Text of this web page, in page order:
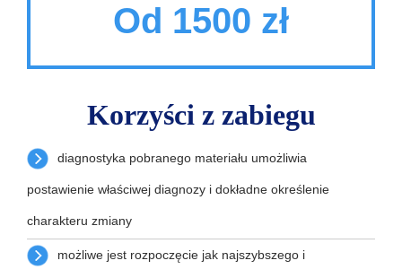
Od 1500 zł
Korzyści z zabiegu
diagnostyka pobranego materiału umożliwia
postawienie właściwej diagnozy i dokładne określenie
charakteru zmiany
możliwe jest rozpoczęcie jak najszybszego i